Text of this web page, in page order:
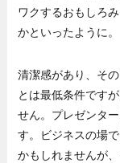
ワクするおもしろ
かといったように。
清潔感があり、そ
とは最低条件です
せん。プレゼンタ
す。ビジネスの場
かもしれませんが